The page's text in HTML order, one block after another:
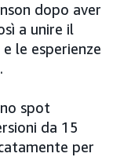
dopo aver
a unire il
le esperienze
spot
da 15
per